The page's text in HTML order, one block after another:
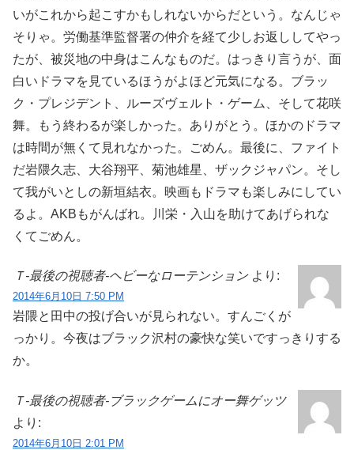
いがこれから起こすかもしれないからだという。なんじゃ
そりゃ。労働基準監督署の仲介を経て少しお返ししてやっ
たが、被災地の中身はこんなものだ。はっきり言うが、面
白いドラマを見ているほうがよほど元気になる。ブラッ
ク・プレジデント、ルーズヴェルト・ゲーム、そして花咲
舞。もう終わるが楽しかった。ありがとう。ほかのドラマ
は時間が無くて見れなかった。ごめん。最後に、ファイト
だ岩隈久志、大谷翔平、菊池雄星、ザックジャパン。そし
て我がいとしの新垣結衣。映画もドラマも楽しみにしてい
るよ。AKBもがんばれ。川栄・入山を助けてあげられな
くてごめん。
Ｔ-最後の視聴者-ヘビーなローテンション より:
2014年6月10日 7:50 PM
岩隈と田中の投げ合いが見られない。すんごくが
っかり。今夜はブラック沢村の豪快な笑いですっきりする
か。
Ｔ-最後の視聴者-ブラックゲームにオー舞ゲッツ
より:
2014年6月10日 2:01 PM